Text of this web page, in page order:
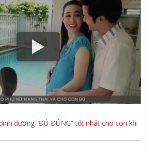
dưỡng “ĐỦ-ĐÚNG” tốt nhất cho con khi